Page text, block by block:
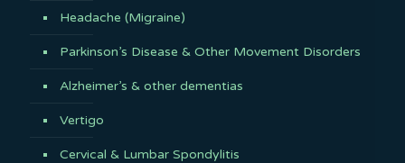
Headache (Migraine)
Parkinson’s Disease & Other Movement Disorders
Alzheimer’s & other dementias
Vertigo
Cervical & Lumbar Spondylitis